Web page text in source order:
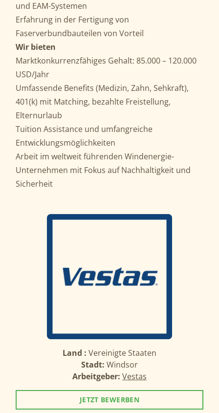
und EAM-Systemen
Erfahrung in der Fertigung von
Faserverbundbauteilen von Vorteil
Wir bieten
Marktkonkurrenzfähiges Gehalt: 85.000 – 120.000
USD/Jahr
Umfassende Benefits (Medizin, Zahn, Sehkraft),
401(k) mit Matching, bezahlte Freistellung,
Elternurlaub
Tuition Assistance und umfangreiche
Entwicklungsmöglichkeiten
Arbeit im weltweit führenden Windenergie-
Unternehmen mit Fokus auf Nachhaltigkeit und
Sicherheit
Land : Vereinigte Staaten
Stadt: Windsor
Arbeitgeber: Vestas
JETZT BEWERBEN